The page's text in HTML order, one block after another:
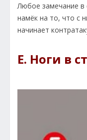
Любое замечание в
намёк на то, что с
начинает
E. Ноги в